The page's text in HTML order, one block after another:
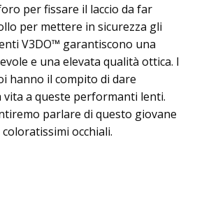
per fissare il laccio da far
per mettere in sicurezza gli
V3DO™ garantiscono una
e una elevata qualità ottica. I
hanno il compito di dare
vita a queste performanti lenti.
parlare di questo giovane
occhiali.